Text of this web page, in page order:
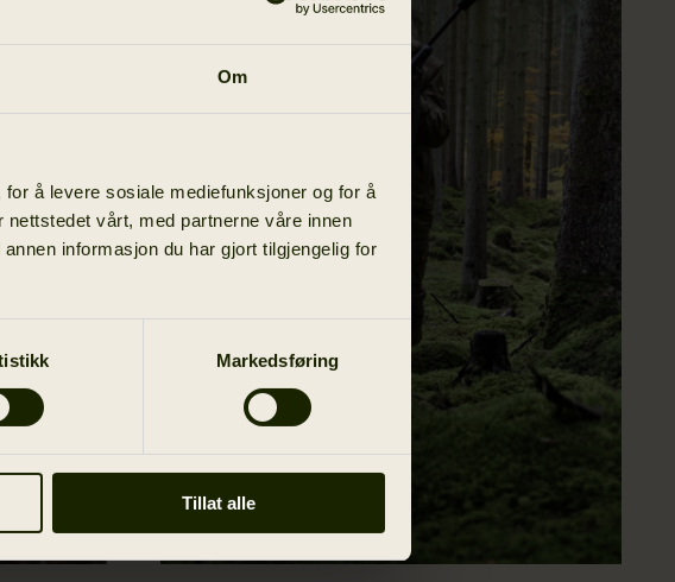
Om
å levere sosiale mediefunksjoner og for å
vårt, med partnerne våre innen
informasjon du har gjort tilgjengelig for
Markedsføring
Tillat alle